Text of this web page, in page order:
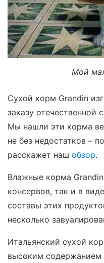
Мой
Сухой корм Grandin
заказу отечественной
Мы нашли эти корма
не без недостатков –
расскажет наш обзор.
Влажные корма
консервов, так и в
составы этих
несколько
Итальянский сухой
высоким содержанием